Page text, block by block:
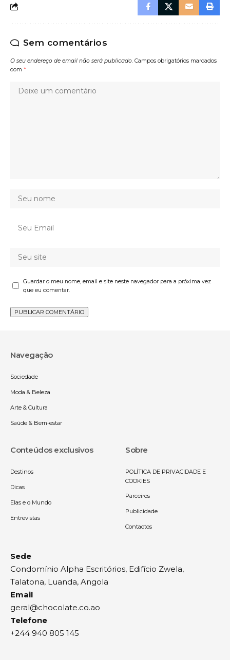
Sem comentários
O seu endereço de email não será publicado. Campos obrigatórios marcados
com *
Guardar o meu nome, email e site neste navegador para a próxima vez
que eu comentar.
Navegação
Sociedade
Moda & Beleza
Arte & Cultura
Saúde & Bem-estar
Conteúdos exclusivos
Destinos
Dicas
Elas e o Mundo
Entrevistas
Sobre
POLÍTICA DE PRIVACIDADE E
COOKIES
Parceiros
Publicidade
Contactos
Sede
Condomínio Alpha Escritórios, Edifício Zwela,
Talatona, Luanda, Angola
Email
geral@chocolate.co.ao
Telefone
+244 940 805 145